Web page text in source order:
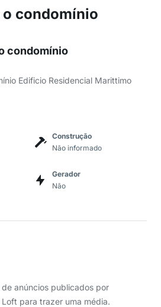
o condomínio
condomínio
Edificio Residencial Marittimo
Construção
Não informado
Gerador
Não
anúncios publicados por
para trazer uma média.